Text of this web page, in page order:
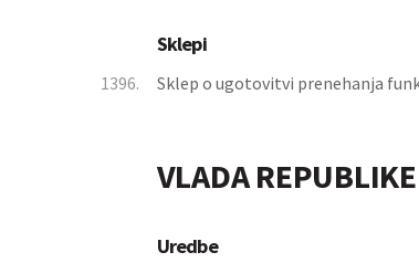
Sklepi
1396. Sklep o ugotovitvi prenehanja
VLADA
Uredbe